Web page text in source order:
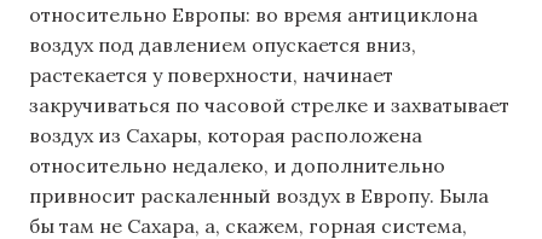
относительно Европы: во время антициклона
воздух под давлением опускается вниз,
растекается у поверхности, начинает
закручиваться по часовой стрелке и захватывает
воздух из Сахары, которая расположена
относительно недалеко, и дополнительно
привносит раскаленный воздух в Европу. Была
бы там не Сахара, а, скажем, горная система,